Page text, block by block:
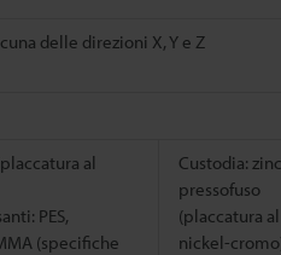
delle direzioni X, Y e Z
al
PES,
(specifiche
Custodia:
pressofuso
(placcatura al
nickel-